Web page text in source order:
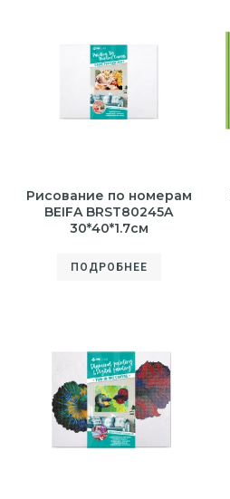
Рисование по номерам
BEIFA BRST80245A
30*40*1.7см
ПОДРОБНЕЕ